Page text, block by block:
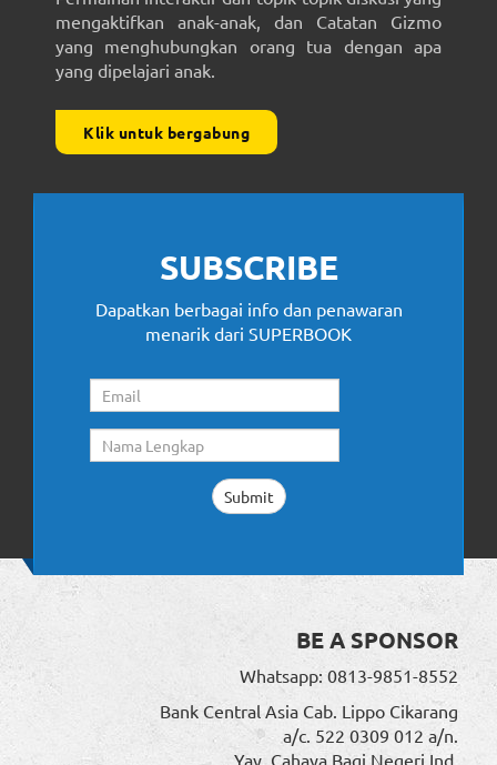
mengaktifkan anak-anak, dan Catatan Gizmo
yang menghubungkan orang tua dengan apa
yang dipelajari anak.
Klik untuk bergabung
SUBSCRIBE
Dapatkan berbagai info dan penawaran
menarik dari SUPERBOOK
BE A SPONSOR
Whatsapp: 0813-9851-8552
Bank Central Asia Cab. Lippo Cikarang
a/c. 522 0309 012 a/n.
Yay. Cahaya Bagi Negeri Ind.